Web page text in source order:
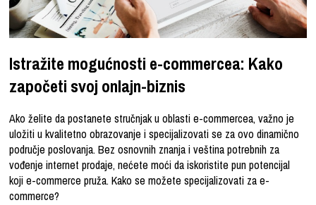
Istražite mogućnosti e-commercea: Kako
započeti svoj onlajn-biznis
Ako želite da postanete stručnjak u oblasti e-commercea, važno je
uložiti u kvalitetno obrazovanje i specijalizovati se za ovo dinamično
područje poslovanja. Bez osnovnih znanja i veština potrebnih za
vođenje internet prodaje, nećete moći da iskoristite pun potencijal
koji e-commerce pruža. Kako se možete specijalizovati za e-
commerce?